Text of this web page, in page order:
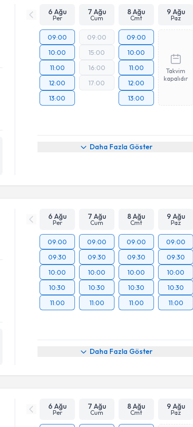
6 Ağu
Per
7 Ağu
Cum
8 Ağu
Cmt
9 Ağu
Paz
09:00
10:00
11:00
12:00
13:00
09:00
15:00
16:00
17:00
09:00
10:00
11:00
12:00
13:00
Takvim
kapalıdır
Daha Fazla Göster
6 Ağu
Per
7 Ağu
Cum
8 Ağu
Cmt
9 Ağu
Paz
09:00
09:30
10:00
10:30
11:00
09:00
09:30
10:00
10:30
11:00
09:00
09:30
10:00
10:30
11:00
09:00
09:30
10:00
10:30
11:00
Daha Fazla Göster
6 Ağu
Per
7 Ağu
Cum
8 Ağu
Cmt
9 Ağu
Paz